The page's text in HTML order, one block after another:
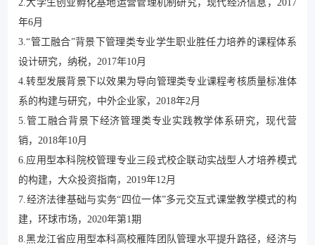
2.大学生创业孵化基地运营管理机制研究，现代经济信息，2017
年6月
3.“管工融合”背景下管理类专业学生职业胜任力培养的课程体系
设计研究，纳税，2017年10月
4.转型发展背景下以效果为导向管理类专业课程考核质量标准体
系的构建与研究，中外企业家，2018年2月
5.管工融合背景下经济管理类专业实践教学体系研究，现代营
销，2018年10月
6.应用型本科院校管理专业三段式校企联动实战型人才培养模式
的构建，大众投资指南，2019年12月
7.经济法律基础与实务“四位一体”多元交互式课堂教学模式的构
建，环球市场，2020年第1期
8.黑龙江省应用型本科高校雁阵团队管理水平提升路径，经济与